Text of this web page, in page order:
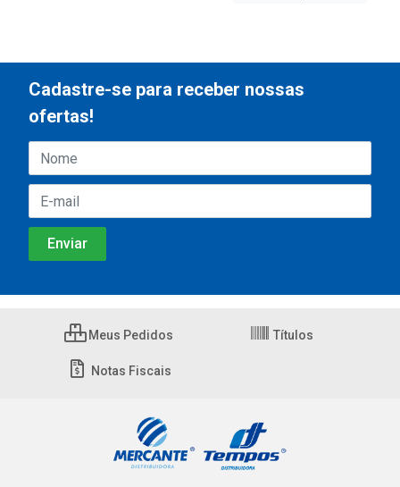
Cadastre-se para receber nossas
ofertas!
Meus Pedidos Títulos
Notas Fiscais